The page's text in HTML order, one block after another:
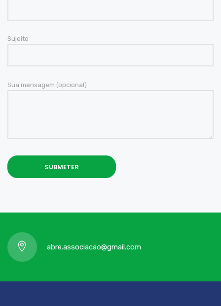
Sujeito
Sua mensagem (opcional)
abre.associacao@gmail.com